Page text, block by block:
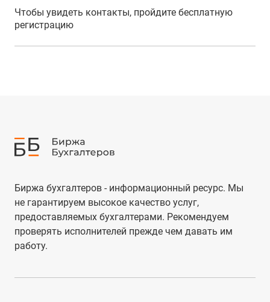
Чтобы увидеть контакты, пройдите бесплатную
регистрацию
Биржа бухгалтеров - информационный ресурс. Мы
не гарантируем высокое качество услуг,
предоставляемых бухгалтерами. Рекомендуем
проверять исполнителей прежде чем давать им
работу.